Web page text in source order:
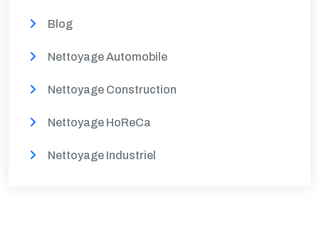
Blog
Nettoyage Automobile
Nettoyage Construction
Nettoyage HoReCa
Nettoyage Industriel